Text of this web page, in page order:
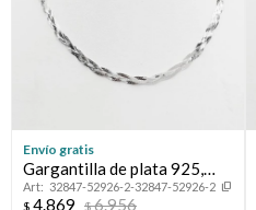
Envío gratis
Gargantilla de plata 925,
TRENZADA.
32847-52926-2-32847-52926-2
$ 4.869 $6.956